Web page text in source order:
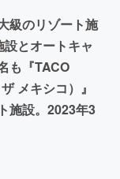
級のリゾート施
とオートキャ
も『TACO
メキシコ）』
施設。2023年3